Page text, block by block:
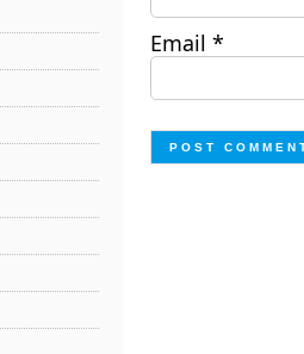
Email *